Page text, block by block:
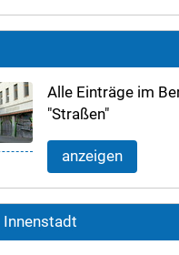
Alle Einträge im
"Straßen"
anzeigen
Innenstadt